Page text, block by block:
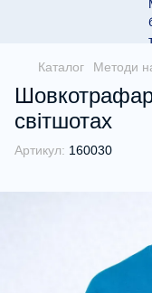
Каталог Методи
світшотах
Артикул: 160030